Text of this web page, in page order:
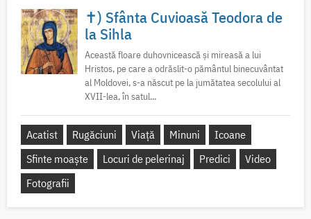
✝) Sfânta Cuvioasă Teodora de
la Sihla
Această floare duhovnicească și mireasă a lui
Hristos, pe care a odrăslit-o pământul binecuvântat
al Moldovei, s-a născut pe la jumătatea secolului al
XVII-lea, în satul...
Acatist Rugăciuni Viață Minuni
Icoane
Sfinte moaște
Locuri de pelerinaj Predici
Video
Fotografii